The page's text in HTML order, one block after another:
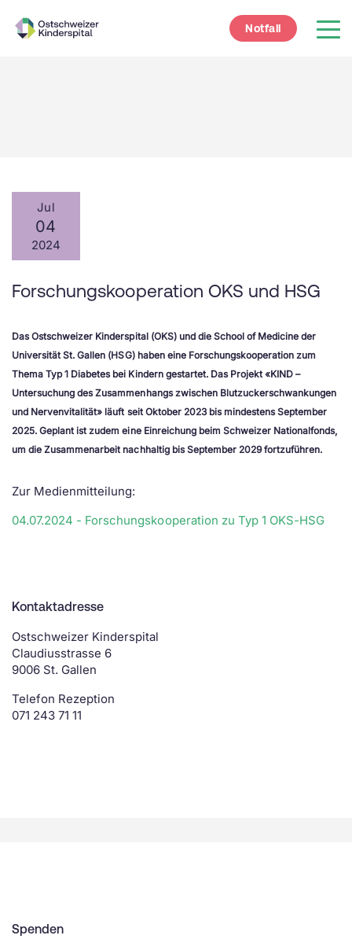
Jul
04
2024
Forschungskooperation OKS und HSG
Das Ostschweizer Kinderspital (OKS) und die School of Medicine der
Universität St. Gallen (HSG) haben eine Forschungskooperation zum
Thema Typ 1 Diabetes bei Kindern gestartet. Das Projekt «KIND –
Untersuchung des Zusammenhangs zwischen Blutzuckerschwankungen
und Nervenvitalität» läuft seit Oktober 2023 bis mindestens September
2025. Geplant ist zudem eine Einreichung beim Schweizer Nationalfonds,
um die Zusammenarbeit nachhaltig bis September 2029 fortzuführen.
Zur Medienmitteilung:
04.07.2024 - Forschungskooperation zu Typ 1 OKS-HSG
Kontaktadresse
Ostschweizer Kinderspital
Claudiusstrasse 6
9006 St. Gallen
Telefon Rezeption
071 243 71 11
Spenden
Notfall